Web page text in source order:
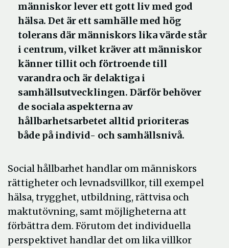
människor lever ett gott liv med god
hälsa. Det är ett samhälle med hög
tolerans där människors lika värde står
i centrum, vilket kräver att människor
känner tillit och förtroende till
varandra och är delaktiga i
samhällsutvecklingen. Därför behöver
de sociala aspekterna av
hållbarhetsarbetet alltid prioriteras
både på individ- och samhällsnivå.
Social hållbarhet handlar om människors
rättigheter och levnadsvillkor, till exempel
hälsa, trygghet, utbildning, rättvisa och
maktutövning, samt möjligheterna att
förbättra dem. Förutom det individuella
perspektivet handlar det om lika villkor